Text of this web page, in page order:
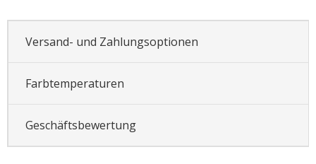
Versand- und Zahlungsoptionen
Farbtemperaturen
Geschäftsbewertung